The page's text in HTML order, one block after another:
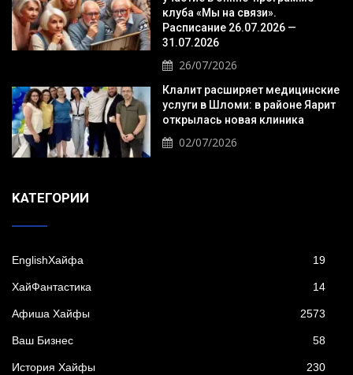
клуба «Мы на связи».
Расписание 26.07.2026 —
31.07.2026
26/07/2026
Клалит расширяет медицинские
услуги в Шломи: в районе Яарит
открылась новая клиника
02/07/2026
KАТЕГОРИИ
EnglishХайфа 19
XайФантастика 14
Афиша Хайфы 2573
Ваш Бизнес 58
История Хайфы 230